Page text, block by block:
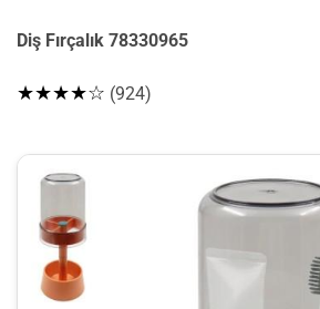
Diş Fırçalık 78330965
★★★★☆ (924)